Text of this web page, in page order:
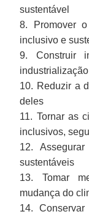
sustentável
8. Promover o
inclusivo e
9. Construir
10. Reduzir a
deles
11. Tornar as
inclusivos,
12.
sustentáveis
13. Tomar
mudança do
14.